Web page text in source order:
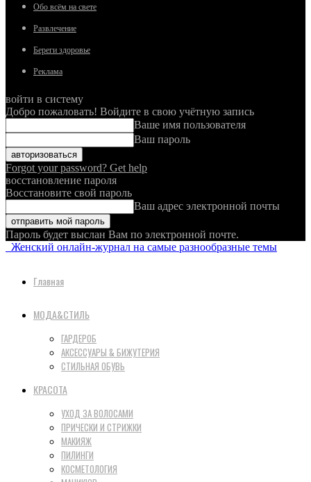
Обо всём на свете
Развлечение
Береги здоровье
Реклама
войти в систему
Добро пожаловать! Войдите в свою учётную запись
Ваше имя пользователя
Ваш пароль
Forgot your password? Get help
восстановление пароля
Восстановите свой пароль
Ваш адрес электронной почты
Пароль будет выслан Вам по электронной почте.
Женский онлайн-журнал на самые разнообразные темы
Главная
МОДА&СТИЛЬ
ГАРДЕРОБ
АКСЕССУАРЫ & БИЖУТЕРИЯ
СТИЛЬНАЯ ОБУВЬ
КРАСОТА
УХОД ЗА ВОЛОСАМИ
ПРИЧЕСКИ И СТРИЖКИ
МАКИЯЖ
ПИЛИНГИ
КОСМЕТОЛОГИЯ